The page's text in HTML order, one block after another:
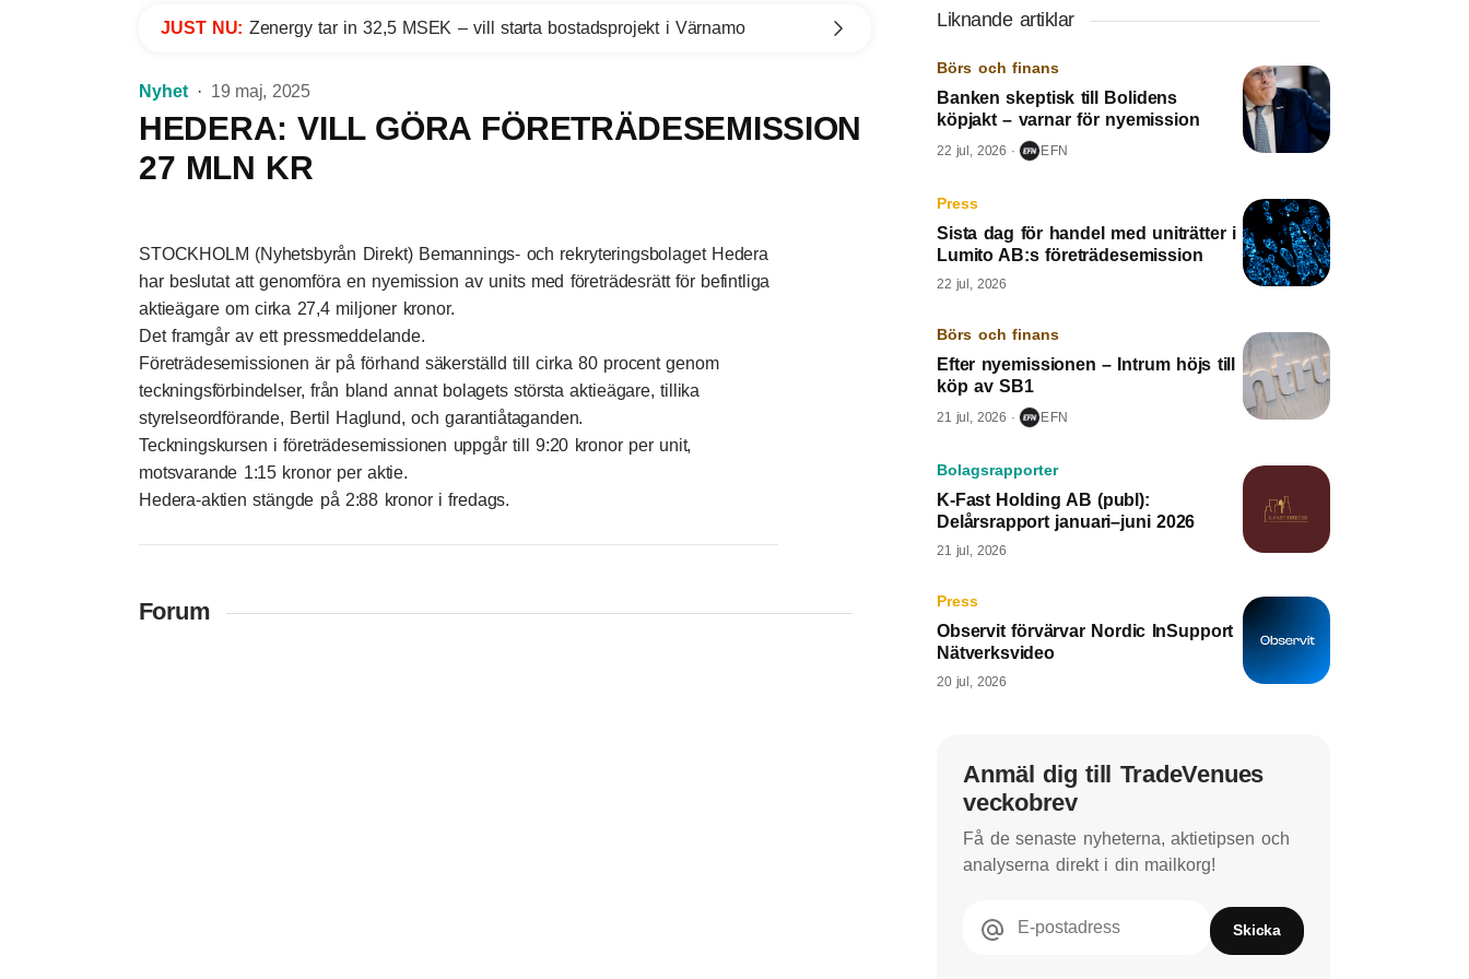
JUST NU: Zenergy tar in 32,5 MSEK – vill starta bostadsprojekt i Värnamo
Nyhet 19 maj, 2025
HEDERA: VILL GÖRA FÖRETRÄDESEMISSION
27 MLN KR
STOCKHOLM (Nyhetsbyrån Direkt) Bemannings- och rekryteringsbolaget Hedera
har beslutat att genomföra en nyemission av units med företrädesrätt för befintliga
aktieägare om cirka 27,4 miljoner kronor.
Det framgår av ett pressmeddelande.
Företrädesemissionen är på förhand säkerställd till cirka 80 procent genom
teckningsförbindelser, från bland annat bolagets största aktieägare, tillika
styrelseordförande, Bertil Haglund, och garantiåtaganden.
Teckningskursen i företrädesemissionen uppgår till 9:20 kronor per unit,
motsvarande 1:15 kronor per aktie.
Hedera-aktien stängde på 2:88 kronor i fredags.
Forum
Liknande artiklar
Börs och finans
Banken skeptisk till Bolidens
köpjakt – varnar för nyemission
22 jul, 2026 EFN
Press
Sista dag för handel med uniträtter i
Lumito AB:s företrädesemission
22 jul, 2026
Börs och finans
Efter nyemissionen – Intrum höjs till
köp av SB1
21 jul, 2026 EFN
Bolagsrapporter
K-Fast Holding AB (publ):
Delårsrapport januari–juni 2026
21 jul, 2026
Press
Observit förvärvar Nordic InSupport
Nätverksvideo
20 jul, 2026
Anmäl dig till TradeVenues
veckobrev
Få de senaste nyheterna, aktietipsen och
analyserna direkt i din mailkorg!
E-postadress Skicka